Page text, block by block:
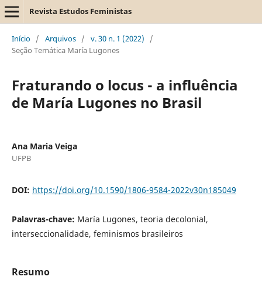
Revista Estudos Feministas
Início / Arquivos / v. 30 n. 1 (2022)
/
Seção Temática María Lugones
Fraturando o locus - a influência
de María Lugones no Brasil
Ana Maria Veiga
UFPB
DOI: https://doi.org/10.1590/1806-9584-2022v30n185049
Palavras-chave: María Lugones, teoria decolonial,
interseccionalidade, feminismos brasileiros
Resumo